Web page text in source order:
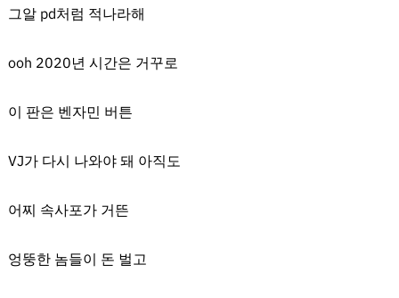
그알 pd처럼 적나라해
ooh 2020년 시간은 거꾸로
이 판은 벤자민 버튼
VJ가 다시 나와야 돼 아직도
어찌 속사포가 거뜬
엉뚱한 놈들이 돈 벌고